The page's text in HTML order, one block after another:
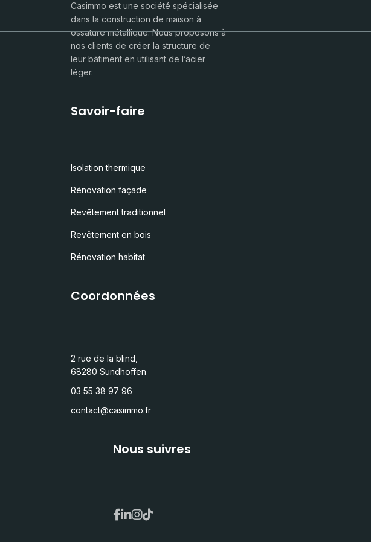
Casimmo est une société spécialisée
dans la construction de maison à
ossature métallique. Nous proposons à
nos clients de créer la structure de
leur bâtiment en utilisant de l’acier
léger.
Savoir-faire
Isolation thermique
Rénovation façade
Revêtement traditionnel
Revêtement en bois
Rénovation habitat
Coordonnées
2 rue de la blind,
68280 Sundhoffen
03 55 38 97 96
contact@casimmo.fr
Nous suivres